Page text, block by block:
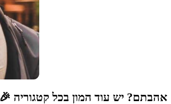
אהבתם? יש עוד המון בכל קטגוריה 🎉